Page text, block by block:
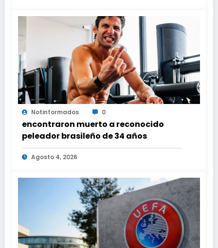
Notinformados 0
encontraron muerto a reconocido
peleador brasileño de 34 años
Agosto 4, 2026